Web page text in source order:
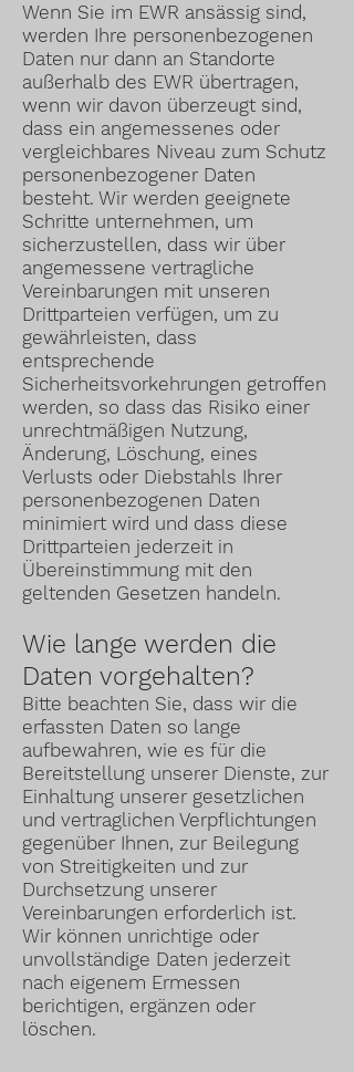
Wenn Sie im EWR ansässig sind,
werden Ihre personenbezogenen
Daten nur dann an Standorte
außerhalb des EWR übertragen,
wenn wir davon überzeugt sind,
dass ein angemessenes oder
vergleichbares Niveau zum Schutz
personenbezogener Daten
besteht. Wir werden geeignete
Schritte unternehmen, um
sicherzustellen, dass wir über
angemessene vertragliche
Vereinbarungen mit unseren
Drittparteien verfügen, um zu
gewährleisten, dass
entsprechende
Sicherheitsvorkehrungen getroffen
werden, so dass das Risiko einer
unrechtmäßigen Nutzung,
Änderung, Löschung, eines
Verlusts oder Diebstahls Ihrer
personenbezogenen Daten
minimiert wird und dass diese
Drittparteien jederzeit in
Übereinstimmung mit den
geltenden Gesetzen handeln.
Wie lange werden die
Daten vorgehalten?
Bitte beachten Sie, dass wir die
erfassten Daten so lange
aufbewahren, wie es für die
Bereitstellung unserer Dienste, zur
Einhaltung unserer gesetzlichen
und vertraglichen Verpflichtungen
gegenüber Ihnen, zur Beilegung
von Streitigkeiten und zur
Durchsetzung unserer
Vereinbarungen erforderlich ist.
Wir können unrichtige oder
unvollständige Daten jederzeit
nach eigenem Ermessen
berichtigen, ergänzen oder
löschen.